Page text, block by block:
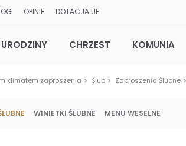
OPINIE DOTACJA UE
URODZINY CHRZEST KOMUNIA
klimatem zaproszenia Ślub Zaproszenia Ślubne
WINIETKI ŚLUBNE MENU WESELNE